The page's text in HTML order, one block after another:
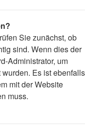
Sie zunächst, ob
sind. Wenn dies der
Administrator, um
Es ist ebenfalls
mit der Website
muss.